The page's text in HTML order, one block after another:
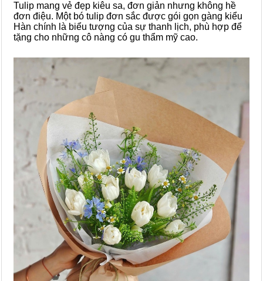
Tulip mang vẻ đẹp kiêu sa, đơn giản nhưng không hề
đơn điệu. Một bó tulip đơn sắc được gói gọn gàng kiểu
Hàn chính là biểu tượng của sự thanh lịch, phù hợp để
tặng cho những cô nàng có gu thẩm mỹ cao.